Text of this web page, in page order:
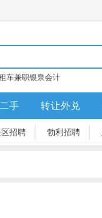
车兼职银泉会计
手 转让外兑
招聘 勃利招聘